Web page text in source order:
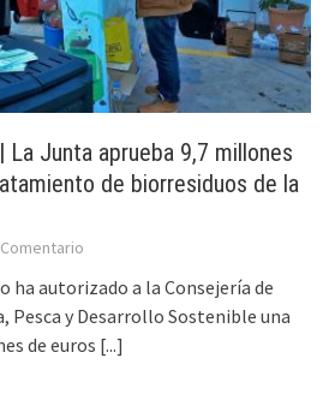
La Junta aprueba 9,7 millones
de biorresiduos de la
Comentario
ha autorizado a la Consejería de
Pesca y Desarrollo Sostenible una
de euros [...]